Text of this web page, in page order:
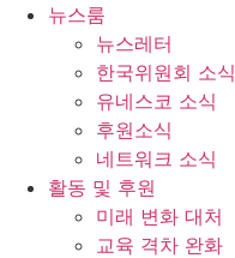
뉴스룸
뉴스레터
한국위원회 소식
유네스코 소식
후원소식
네트워크 소식
활동 및 후원
미래 변화 대처
교육 격차 완화